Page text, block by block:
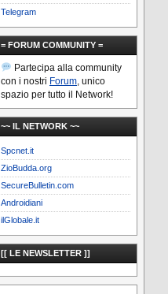
Telegram
= FORUM COMMUNITY =
Partecipa alla community
con i nostri Forum, unico
spazio per tutto il Network!
~~ IL NETWORK ~~
Spcnet.it
ZioBudda.org
SecureBulletin.com
Androidiani
ilGlobale.it
[[ LE NEWSLETTER ]]